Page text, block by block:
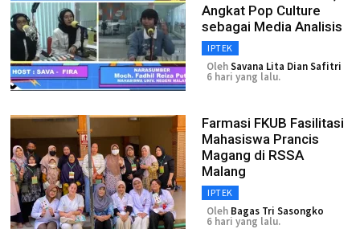
Angkat Pop Culture
sebagai Media Analisis
IPTEK
OlehSavana Lita Dian Safitri
6 hari yang lalu.
Farmasi FKUB Fasilitasi
Mahasiswa Prancis
Magang di RSSA
Malang
IPTEK
Oleh Bagas Tri Sasongko
6 hari yang lalu.